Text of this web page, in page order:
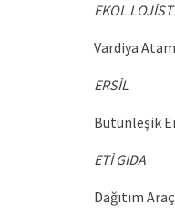
EKOL
Vardiya
ERSİL
Bütünleşik
ETİ GIDA
Dağıtım